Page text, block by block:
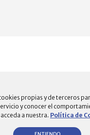
propias y de terceros
y conocer el
a nuestra. Política de